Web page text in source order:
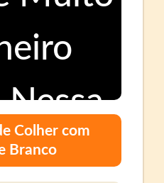
Colher com
Branco